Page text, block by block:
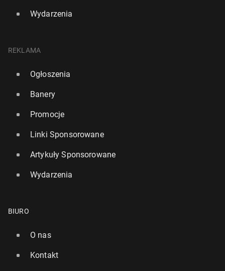
Wydarzenia
REKLAMA
Ogłoszenia
Banery
Promocje
Linki Sponsorowane
Artykuły Sponsorowane
Wydarzenia
BIURO
O nas
Kontakt